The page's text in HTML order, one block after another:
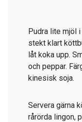
Pudra lite mjöl
stekt klart
låt koka upp.
och peppar.
kinesisk soja.
Servera gärna
rårörda lingon,